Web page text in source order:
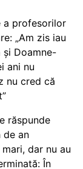
a profesorilor
„Am zis iau
și Doamne-
ani nu
nu cred că
răspunde
de an
dar nu au
În